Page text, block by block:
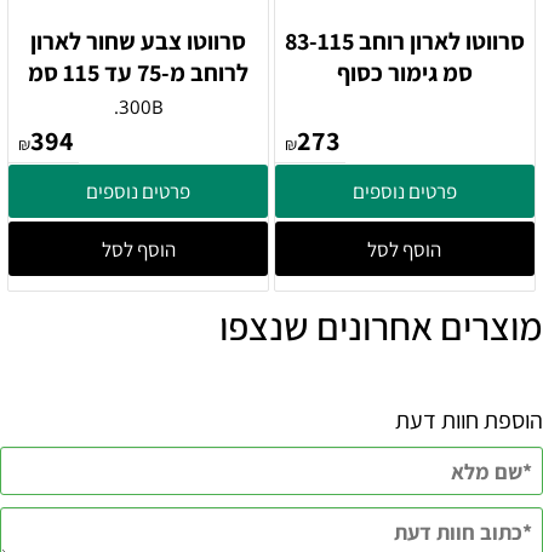
סרווטו לארון רוחב 83-115
סמ גימור כסוף
₪273
פרטים נוספים
הוסף לסל
סרווטו צבע שחור לארון
לרוחב מ-75 עד 115 סמ
300B.
₪394
פרטים נוספים
הוסף לסל
מוצרים אחרונים שנצפו
הוספת חוות דעת